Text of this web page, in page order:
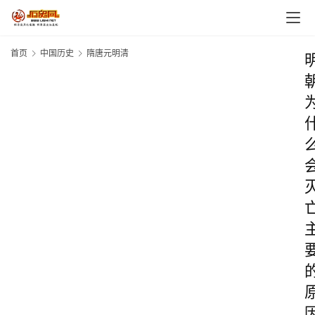
首页 中国历史 隋唐元明清